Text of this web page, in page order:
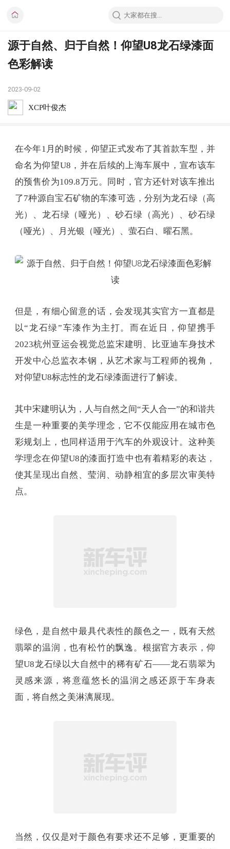
源于自然、归于自然！仰望U8龙石绿漆面
色彩解读
2023-09-02
XCP叶俊杰
在今年1月的时候，仰望正式发布了其首款车型，并
命名为仰望U8，并在后续的上海车展中，宣布该车
的预售价为109.8万元。同时，官方还针对该车推出
了7种源自宝石矿物的车漆可选，分别为龙石绿（高
光）、龙石绿（哑光）、砂石绿（高光）、砂石绿
（哑光）、月光银（哑光）、萤石白、曜石黑。
但是，有细心留意的话，会发现其实官方一直都是
以“龙石绿”车漆作为主打。而在近日，仰望携手
2023杭州亚运会视觉总监宋建明、比亚迪车身技术
开发中心总监衣本钢，从艺术家与工程师的视角，
对仰望U8标志性的龙石绿漆面进行了解读。
其中宋建明认为，人与自然之间“天人合一”的和谐共
生是一种重要的美学理念，它不仅能应用在城市色
彩规划上，也同样适用于汽车的外观设计。这种美
学理念在仰望U8的漆面打造中也有着精彩的表达，
使其呈现出自然、莹润、动静相宜的多层次审美特
点。
面，将自然之美淋漓展现。